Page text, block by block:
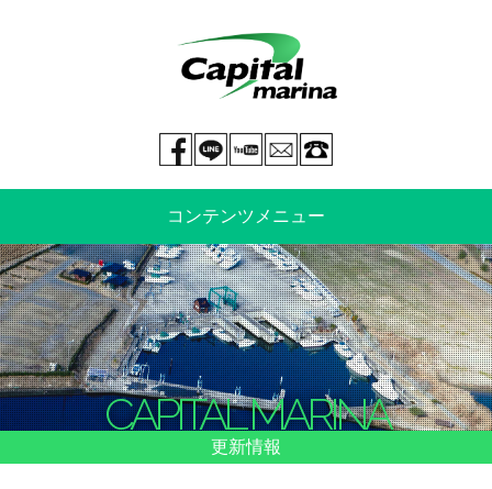
mail
You tube
LINE@
Facebook page
コンテンツメニュー
中古艇情報 新艇情報
船のご売却 整備・特殊艤装
船舶保険 マリーナ情報・料金表
CAPITAL MARINA
更新情報